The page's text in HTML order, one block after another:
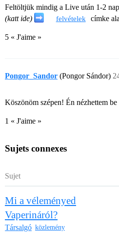
Feltöltjük mindig a Live után 1-2
(katt ide)
felvételek címke
5 « J'aime »
Pongor_Sandor (Pongor Sándor)
Köszönöm szépen! Én nézhettem
1 « J'aime »
Sujets connexes
Sujet
Mi a véleményed
Vaperináról?
Társalgó közlemény